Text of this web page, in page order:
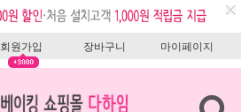
회원가입 장바구니 마이페이지